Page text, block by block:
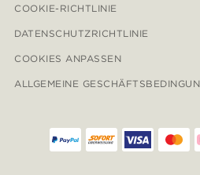
COOKIE-RICHTLINIE
DATENSCHUTZRICHTLINIE
COOKIES ANPASSEN
ALLGEMEINE